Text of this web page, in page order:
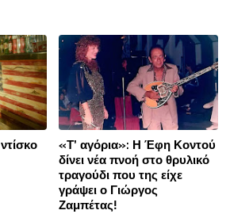
«Τ’ αγόρια»: Η Έφη Κοντού
δίνει νέα πνοή στο θρυλικό
τραγούδι που της είχε
γράψει ο Γιώργος
Ζαμπέτας!